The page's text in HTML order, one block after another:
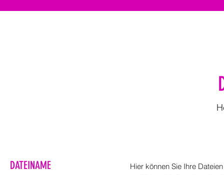
DATEINAME
Hier können Sie Ihre